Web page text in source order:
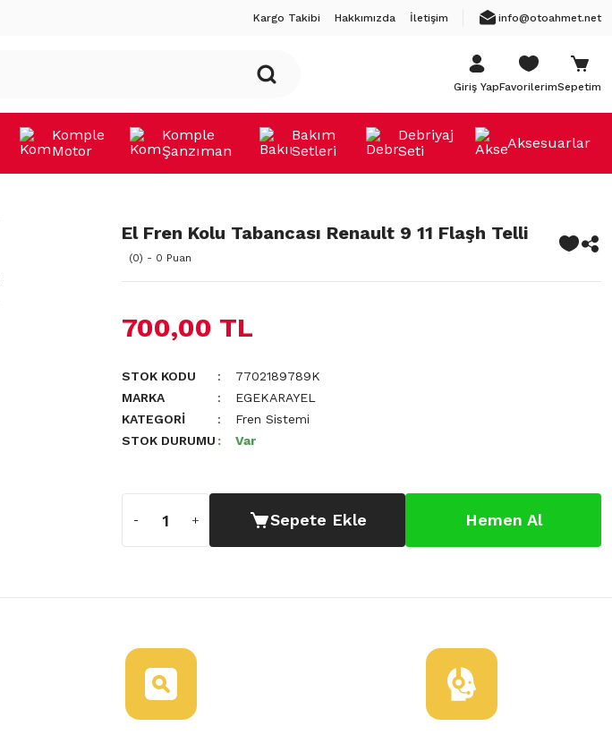
Kargo Takibi Hakkımızda İletişim info@otoahmet.net
Giriş YapFavorilerimSepetim
Komple
Motor
Komple
Şanzıman
Bakım
Setleri
Debriyaj
Seti
Aksesuarlar
El Fren Kolu Tabancası Renault 9 11 Flaşh Telli
(0) - 0 Puan
700,00 TL
STOK KODU
7702189789K
MARKA
EGEKARAYEL
KATEGORI
Fren Sistemi
STOK DURUMU
Var
Sepete Ekle Hemen Al